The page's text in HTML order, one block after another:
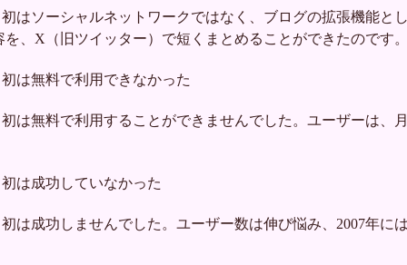
はソーシャルネットワークではなく、ブログの拡張機能と
、X（旧ツイッター）で短くまとめることができたのです
は無料で利用できなかった
は無料で利用することができませんでした。ユーザーは、
は成功していなかった
は成功しませんでした。ユーザー数は伸び悩み、2007年に